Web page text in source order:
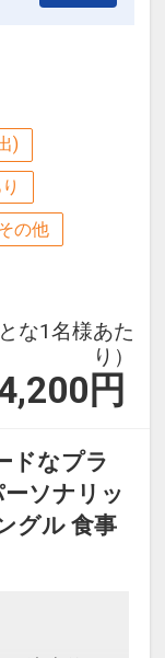
)
の他
な1名様あた
り）
円
ドなプラ
ソナリッ
グル 食事